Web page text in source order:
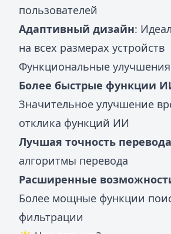
пользователей
Адаптивный дизайн:
на всех размерах устройств
Функциональные улучшения
Более быстрые функции
Значительное улучшение
отклика функций ИИ
Лучшая точность перевода
алгоритмы перевода
Расширенные
Более мощные функции
фильтрации